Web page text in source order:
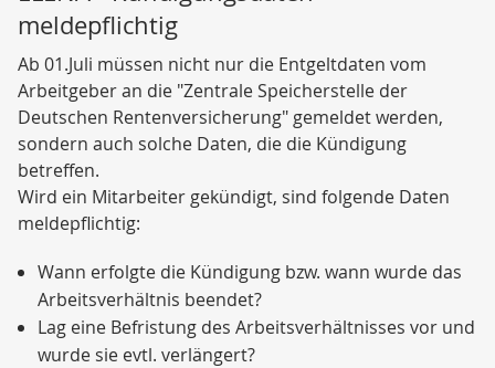
meldepflichtig
Ab 01.Juli müssen nicht nur die Entgeltdaten vom
Arbeitgeber an die "Zentrale Speicherstelle der
Deutschen Rentenversicherung" gemeldet werden,
sondern auch solche Daten, die die Kündigung
betreffen.
Wird ein Mitarbeiter gekündigt, sind folgende Daten
meldepflichtig:
Wann erfolgte die Kündigung bzw. wann wurde das
Arbeitsverhältnis beendet?
Lag eine Befristung des Arbeitsverhältnisses vor und
wurde sie evtl. verlängert?